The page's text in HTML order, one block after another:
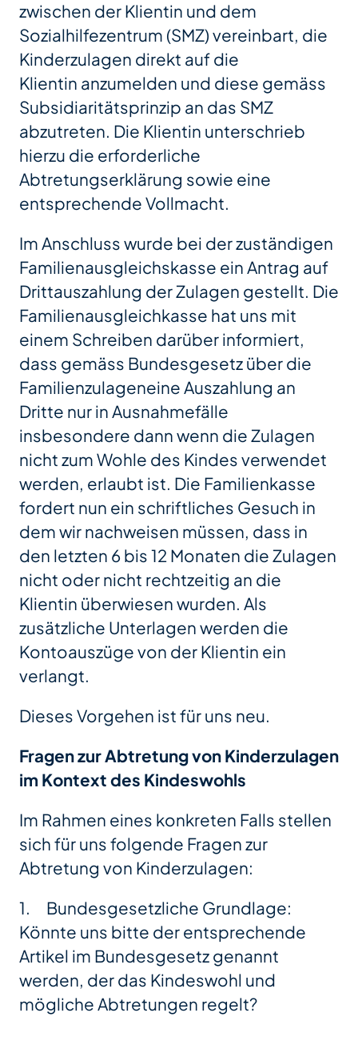
zwischen der Klientin und dem
Sozialhilfezentrum (SMZ) vereinbart, die
Kinderzulagen direkt auf die
Klientin anzumelden und diese gemäss
Subsidiaritätsprinzip an das SMZ
abzutreten. Die Klientin unterschrieb
hierzu die erforderliche
Abtretungserklärung sowie eine
entsprechende Vollmacht.
Im Anschluss wurde bei der zuständigen
Familienausgleichskasse ein Antrag auf
Drittauszahlung der Zulagen gestellt. Die
Familienausgleichkasse hat uns mit
einem Schreiben darüber informiert,
dass gemäss Bundesgesetz über die
Familienzulageneine Auszahlung an
Dritte nur in Ausnahmefälle
insbesondere dann wenn die Zulagen
nicht zum Wohle des Kindes verwendet
werden, erlaubt ist. Die Familienkasse
fordert nun ein schriftliches Gesuch in
dem wir nachweisen müssen, dass in
den letzten 6 bis 12 Monaten die Zulagen
nicht oder nicht rechtzeitig an die
Klientin überwiesen wurden. Als
zusätzliche Unterlagen werden die
Kontoauszüge von der Klientin ein
verlangt.
Dieses Vorgehen ist für uns neu.
Fragen zur Abtretung von Kinderzulagen
im Kontext des Kindeswohls
Im Rahmen eines konkreten Falls stellen
sich für uns folgende Fragen zur
Abtretung von Kinderzulagen:
1. Bundesgesetzliche Grundlage:
Könnte uns bitte der entsprechende
Artikel im Bundesgesetz genannt
werden, der das Kindeswohl und
mögliche Abtretungen regelt?